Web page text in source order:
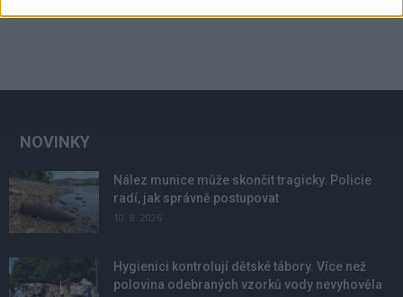
NOVINKY
Nález munice může skončit tragicky. Policie
radí, jak správně postupovat
10. 8. 2026
Hygienici kontrolují dětské tábory. Více než
polovina odebraných vzorků vody nevyhověla